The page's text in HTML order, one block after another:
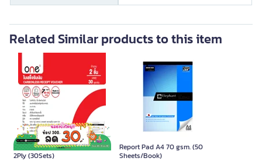
Related Similar products to this item
Carbonless Official Receipt
2Ply (30Sets)
Report Pad A4 70 gsm. (50
Sheets/Book)